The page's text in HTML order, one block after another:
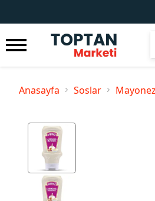
Anasayfa Soslar Mayonez